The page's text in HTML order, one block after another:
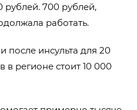
рублей. 700 рублей,
работать.
после инсульта для 20
регионе стоит 10 000